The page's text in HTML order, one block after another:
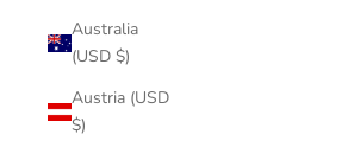
Australia
(USD $)
Austria (USD
$)